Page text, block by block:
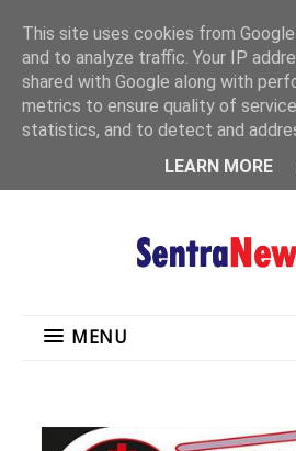
MENU
This site uses cookies from
and to analyze traffic. Your IP
shared with Google along with
metrics to ensure quality of
statistics, and to detect and
LEARN MORE